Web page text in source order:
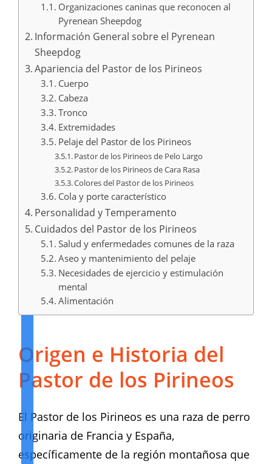
Organizaciones caninas que reconocen al
Pyrenean Sheepdog
Información General sobre el Pyrenean
Sheepdog
Apariencia del Pastor de los Pirineos
Cuerpo
Cabeza
Tronco
Extremidades
Pelaje del Pastor de los Pirineos
Pastor de los Pirineos de Pelo Largo
Pastor de los Pirineos de Cara Rasa
Colores del Pastor de los Pirineos
Cola y porte característico
Personalidad y Temperamento
Cuidados del Pastor de los Pirineos
Salud y enfermedades comunes de la raza
Aseo y mantenimiento del pelaje
Necesidades de ejercicio y estimulación
mental
Alimentación
Origen e Historia del
Pastor de los Pirineos
El Pastor de los Pirineos es una raza de perro
originaria de Francia y España,
específicamente de la región montañosa que